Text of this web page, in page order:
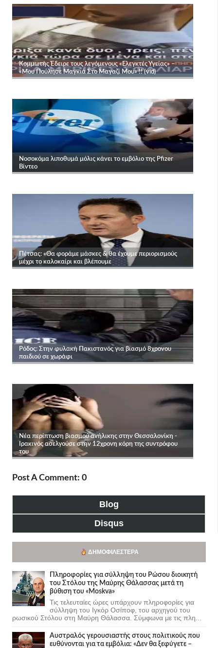
Post A Comment: 0
Blog
Disqus
ΔΗΜΟΦΙΛΈΣΤΕΡΑ
Πληροφορίες για σύλληψη του Ρώσου διοικητή
του Στόλου της Mαύρης Θάλασσας μετά τη
βύθιση του «Moskva»
Τις τελευταίες ώρες υπάρχουν πληροφορίες για
σύλληψη του Ιγκόρ Οσίποφ, του αρχηγού του
ρωσικού Στόλου στη Μαύρη Θάλασσα. Σύμφωνα με τις πλη...
Αυστραλός γερουσιαστής στους πολιτικούς που
ευθύνονται για τα εμβόλια: «Δεν θα ξεφύγετε –